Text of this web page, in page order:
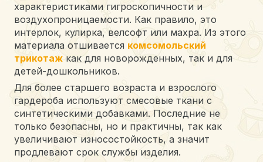
характеристиками гигроскопичности и
воздухопроницаемости. Как правило, это
интерлок, кулирка, велсофт или махра. Из этого
материала отшивается комсомольский
трикотаж как для новорожденных, так и для
детей-дошкольников.
Для более старшего возраста и взрослого
гардероба используют смесовые ткани с
синтетическими добавками. Последние не
только безопасны, но и практичны, так как
увеличивают износостойкость, а значит
продлевают срок службы изделия.